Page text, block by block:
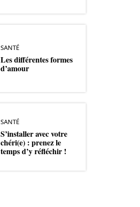
SANTÉ
Les différentes formes
d’amour
SANTÉ
S’installer avec votre
chéri(e) : prenez le
temps d’y réfléchir !